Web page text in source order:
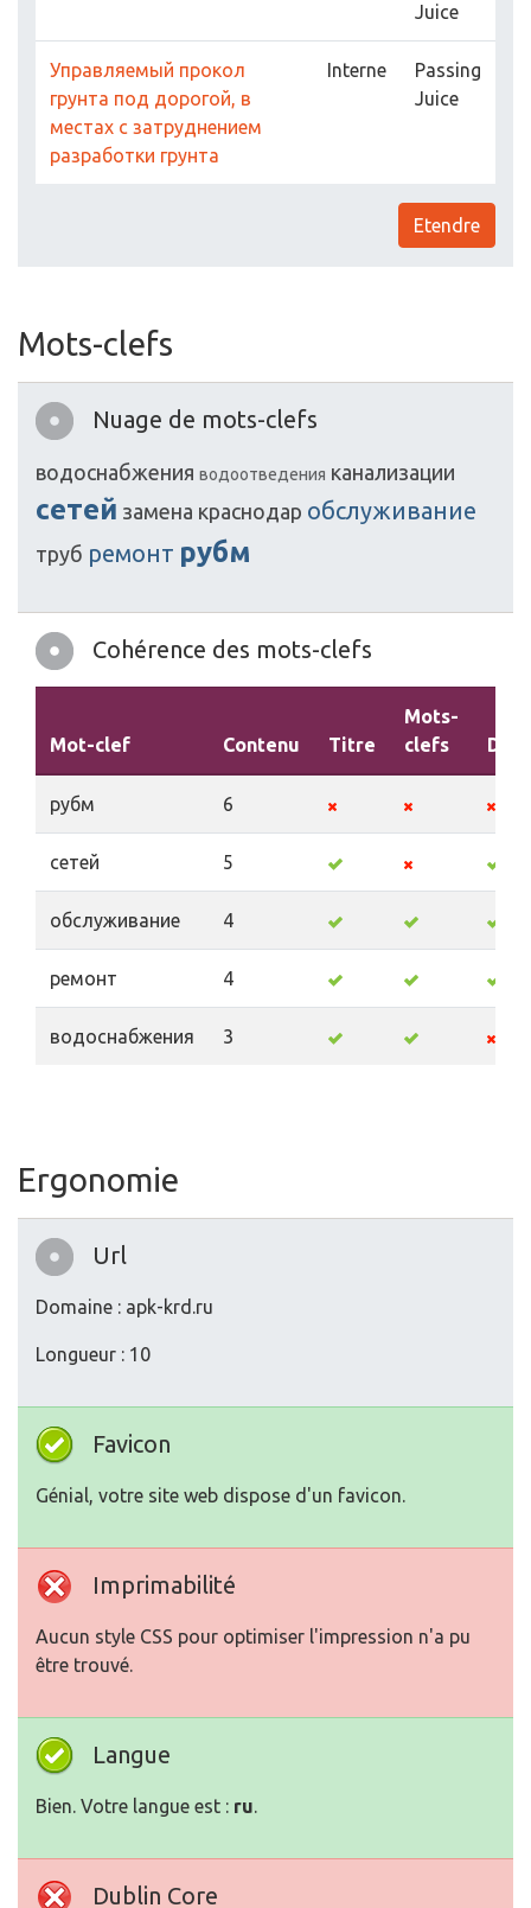
Juice
Управляемый прокол
грунта под дорогой, в
местах с затруднением
разработки грунта
Interne
Passing
Juice
Etendre
Mots-clefs
Nuage de mots-clefs
водоснабжения водоотведения канализации
сетей замена краснодар обслуживание
труб ремонт рубм
Cohérence des mots-clefs
Mot-clef Contenu Titre
Mots-
clefs
рубм 6
сетей 5
обслуживание 4
ремонт 4
водоснабжения 3
Ergonomie
Url
Domaine : apk-krd.ru
Longueur : 10
Favicon
Génial, votre site web dispose d'un favicon.
Imprimabilité
Aucun style CSS pour optimiser l'impression n'a pu
être trouvé.
Langue
Bien. Votre langue est : ru.
Dublin Core